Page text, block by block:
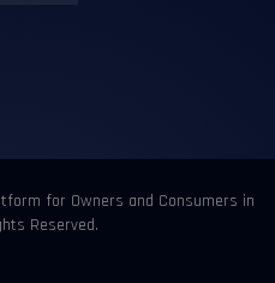
for Owners and Consumers in
Reserved.